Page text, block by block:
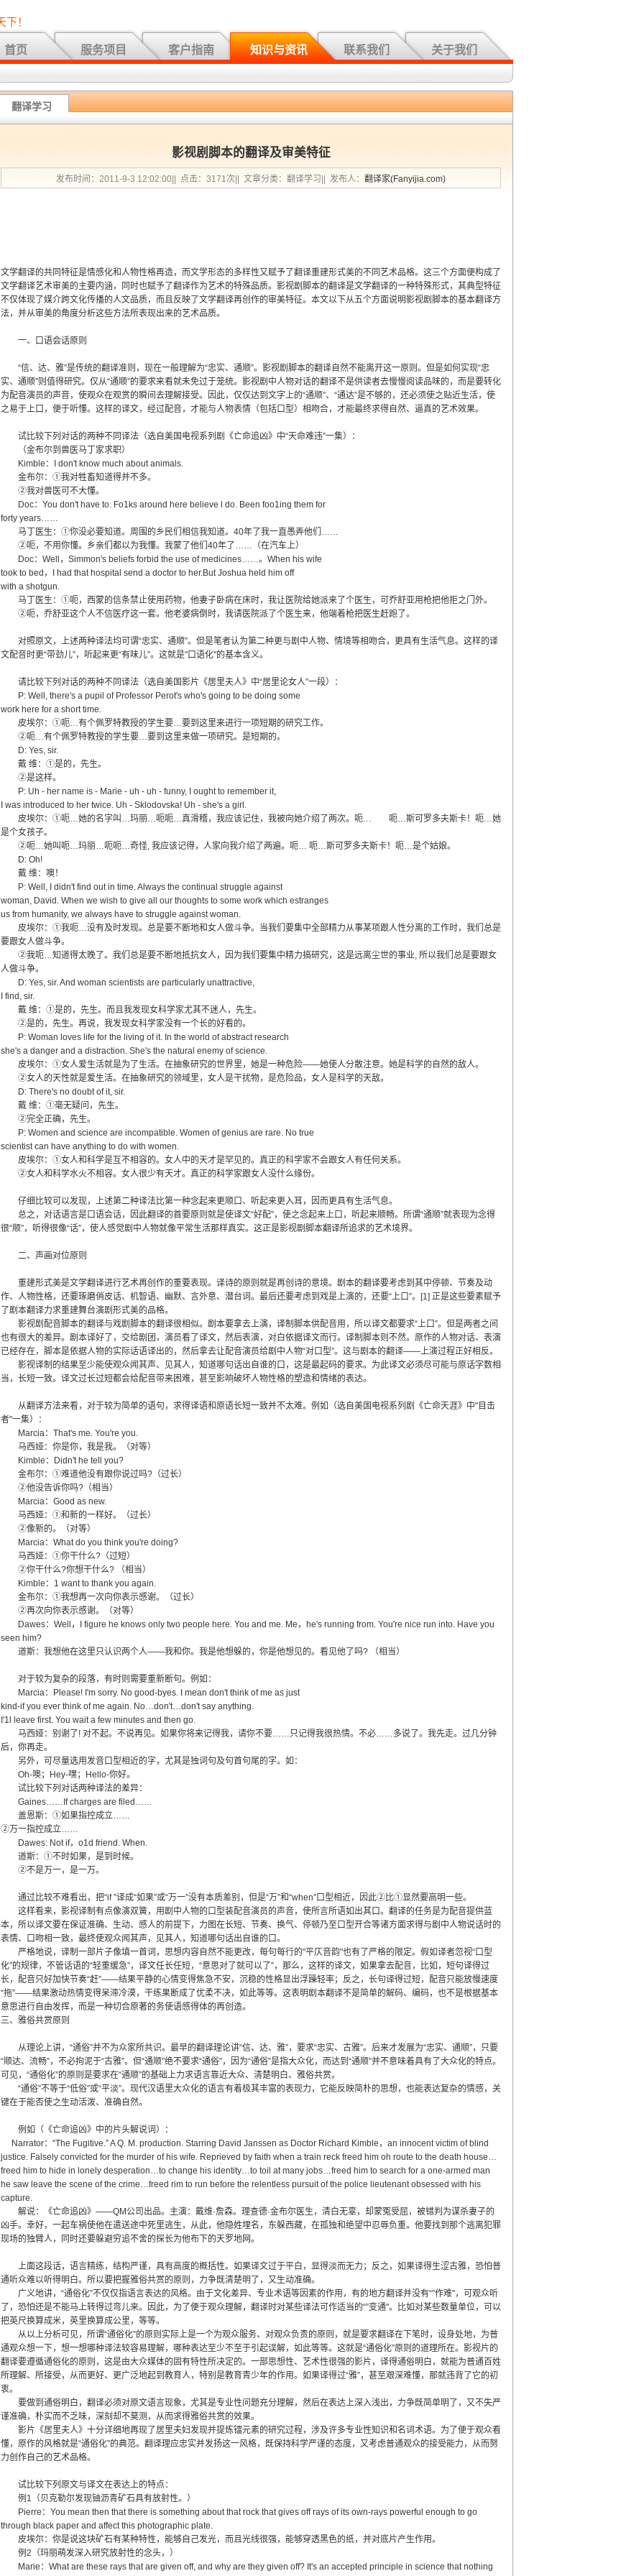
下！
首页 服务项目 客户指南 知识与资讯 联系我们 关于我们
翻译学习
影视剧脚本的翻译及审美特征
发布时间：2011-9-3 12:02:00|| 点击：3171次|| 文章分类：翻译学习|| 发布人： 翻译家(Fanyijia.com)
文学翻译的共同特征是情感化和人物性格再造，而文学形态的多样性又赋予了翻译重建形式美的不同艺术品格。这三个方面便构成了
文学翻译艺术审美的主要内涵，同时也赋予了翻译作为艺术的特殊品质。影视剧脚本的翻译是文学翻译的一种特殊形式，其典型特征
不仅体现了媒介跨文化传播的人文品质，而且反映了文学翻译再创作的审美特征。本文以下从五个方面说明影视剧脚本的基本翻译方
法，并从审美的角度分析这些方法所表现出来的艺术品质。
一、口语会话原则
“信、达、雅”是传统的翻译准则，现在一般理解为“忠实、通顺”。影视剧脚本的翻译自然不能离开这一原则。但是如何实现“忠
实、通顺”则值得研究。仅从“通顺”的要求来看就未免过于笼统。影视剧中人物对话的翻译不是供读者去慢慢阅读品味的，而是要转化
为配音演员的声音，使观众在观赏的瞬间去理解接受。因此，仅仅达到文字上的“通顺”、“通达”是不够的，还必须使之贴近生活，使
之易于上口，便于听懂。这样的译文，经过配音，才能与人物表情（包括口型）相吻合，才能最终求得自然、逼真的艺术效果。
试比较下列对话的两种不同译法（选自美国电视系列剧《亡命追凶》中“天命难违”一集）：
（金布尔到兽医马丁家求职）
Kimble：I don't know much about animals.
金布尔：①我对牲畜知道得并不多。
②我对兽医可不大懂。
Doc：You don't have to. Fo1ks around here believe l do. Been foo1ing them for
forty years……
马丁医生：①你没必要知道。周围的乡民们相信我知道。40年了我一直愚弄他们……
②呃，不用你懂。乡亲们都以为我懂。我蒙了他们40年了……（在汽车上）
Doc：Well，Simmon's beliefs forbid the use of medicines……。When his wife
took to bed，I had that hospital send a doctor to her.But Joshua held him off
with a shotgun.
马丁医生：①呃，西蒙的信条禁止使用药物，他妻子卧病在床时，我让医院给她派来了个医生，可乔舒亚用枪把他拒之门外。
②呃，乔舒亚这个人不信医疗这一套。他老婆病倒时，我请医院派了个医生来，他端着枪把医生赶跑了。
对照原文，上述两种译法均可谓“忠实、通顺”。但是笔者认为第二种更与剧中人物、情境等相吻合，更具有生活气息。这样的译
文配音时更“带劲儿”，听起来更“有味儿”。这就是"口语化"的基本含义。
请比较下列对话的两种不同译法（选自美国影片《居里夫人》中“居里论女人”一段）：
P: Well, there's a pupil of Professor Perot's who's going to be doing some
work here for a short time.
皮埃尔：①呃…有个佩罗特教授的学生要…要到这里来进行一项短期的研究工作。
②呃…有个佩罗特教授的学生要…要到这里来做一项研究。是短期的。
D: Yes, sir.
戴 维：①是的，先生。
②是这样。
P: Uh - her name is - Marie - uh - uh - funny, I ought to remember it,
I was introduced to her twice. Uh - Sklodovska! Uh - she's a girl.
皮埃尔：①呃…她的名字叫…玛丽…呃呃…真滑稽，我应该记住，我被向她介绍了两次。呃… 呃…斯可罗多夫斯卡！呃…她
是个女孩子。
②呃…她叫呃…玛丽…呃呃…奇怪, 我应该记得，人家向我介绍了两遍。呃… 呃…斯可罗多夫斯卡！呃…是个姑娘。
D: Oh!
戴 维：噢！
P: Well, I didn't find out in time. Always the continual struggle against
woman, David. When we wish to give all our thoughts to some work which estranges
us from humanity, we always have to struggle against woman.
皮埃尔：①我呃…没有及时发现。总是要不断地和女人做斗争。当我们要集中全部精力从事某项跟人性分离的工作时，我们总是
要跟女人做斗争。
②我呃…知道得太晚了。我们总是要不断地抵抗女人，因为我们要集中精力搞研究，这是远离尘世的事业, 所以我们总是要跟女
人做斗争。
D: Yes, sir. And woman scientists are particularly unattractive,
I find, sir.
戴 维：①是的，先生。而且我发现女科学家尤其不迷人，先生。
②是的，先生。再说，我发现女科学家没有一个长的好看的。
P: Woman loves life for the living of it. In the world of abstract research
she's a danger and a distraction. She's the natural enemy of science.
皮埃尔：①女人爱生活就是为了生活。在抽象研究的世界里，她是一种危险——她使人分散注意。她是科学的自然的敌人。
②女人的天性就是爱生活。在抽象研究的领域里，女人是干扰物，是危险品，女人是科学的天敌。
D: There's no doubt of it, sir.
戴 维：①毫无疑问，先生。
②完全正确，先生。
P: Women and science are incompatible. Women of genius are rare. No true
scientist can have anything to do with women.
皮埃尔：①女人和科学是互不相容的。女人中的天才是罕见的。真正的科学家不会跟女人有任何关系。
②女人和科学水火不相容。女人很少有天才。真正的科学家跟女人没什么缘份。
仔细比较可以发现，上述第二种译法比第一种念起来更顺口、听起来更入耳，因而更具有生活气息。
总之，对话语言是口语会话，因此翻译的首要原则就是使译文“好配”，使之念起来上口，听起来顺畅。所谓“通顺”就表现为念得
很“顺”，听得很像“话”，使人感觉剧中人物就像平常生活那样真实。这正是影视剧脚本翻译所追求的艺术境界。
二、声画对位原则
重建形式美是文学翻译进行艺术再创作的重要表现。译诗的原则就是再创诗的意境。剧本的翻译要考虑到其中停顿、节奏及动
作、人物性格，还要琢磨俏皮话、机智语、幽默、言外意、潜台词。最后还要考虑到戏是上演的，还要“上口”。[1] 正是这些要素赋予
了剧本翻译力求重建舞台演剧形式美的品格。
影视剧配音脚本的翻译与戏剧脚本的翻译很相似。剧本要拿去上演，译制脚本供配音用，所以译文都要求“上口”。但是两者之间
也有很大的差异。剧本译好了，交给剧团，演员看了译文，然后表演，对白依据译文而行。译制脚本则不然。原作的人物对话、表演
已经存在，脚本是依据人物的实际话语译出的，然后拿去让配音演员给剧中人物“对口型”。这与剧本的翻译——上演过程正好相反。
影视译制的结果至少能使观众闻其声、见其人，知道哪句话出自谁的口，这是最起码的要求。为此译文必须尽可能与原话字数相
当，长短一致。译文过长过短都会给配音带来困难，甚至影响破坏人物性格的塑造和情绪的表达。
从翻译方法来看，对于较为简单的语句，求得译语和原语长短一致并不太难。例如（选自美国电视系列剧《亡命天涯》中"目击
者"一集）：
Marcia：That's me. You're you.
马西娅：你是你，我是我。（对等）
Kimble：Didn't he tell you?
金布尔：①难道他没有跟你说过吗?（过长）
②他没告诉你吗?（相当）
Marcia：Good as new.
马西娅：①和新的一样好。（过长）
②像新的。（对等）
Marcia：What do you think you're doing?
马西娅：①你干什么?（过短）
②你干什么?你想干什么? （相当）
Kimble：1 want to thank you again.
金布尔：①我想再一次向你表示感谢。（过长）
②再次向你表示感谢。（对等）
Dawes：Well，I figure he knows only two people here. You and me. Me，he's running from. You're nice run into. Have you
seen him?
道斯：我想他在这里只认识两个人——我和你。我是他想躲的，你是他想见的。看见他了吗? （相当）
对于较为复杂的段落，有时则需要重新断句。例如：
Marcia：Please! I'm sorry. No good-byes. I mean don't think of me as just
kind-if you ever think of me again. No…don't…don't say anything.
I'1l leave first. You wait a few minutes and then go.
马西娅：别谢了! 对不起。不说再见。如果你将来记得我，请你不要……只记得我很热情。不必……多说了。我先走。过几分钟
后，你再走。
另外，可尽量选用发音口型相近的字，尤其是独词句及句首句尾的字。如：
Oh-噢；Hey-嘿；Hello-你好。
试比较下列对话两种译法的差异：
Gaines……If charges are filed……
盖恩斯：①如果指控成立……
②万一指控成立……
Dawes: Not if，o1d friend. When.
道斯：①不时如果，是到时候。
②不是万一，是一万。
通过比较不难看出，把“if ”译成“如果”或“万一”没有本质差别，但是“万”和“when”口型相近，因此②比①显然要高明一些。
这样看来，影视译制有点像演双簧，用剧中人物的口型装配音演员的声音，使所言所语如出其口。翻译的任务是为配音提供蓝
本，所以译文要在保证准确、生动、感人的前提下，力图在长短、节奏、换气、停顿乃至口型开合等诸方面求得与剧中人物说话时的
表情、口吻相一致，最终使观众闻其声，见其人，知道哪句话出自谁的口。
严格地说，译制一部片子像填一首词，思想内容自然不能更改，每句每行的"平仄音韵"也有了严格的限定。假如译者忽视“口型
化”的规律，不管话语的“轻重缓急”，译文任长任短，“意思对了就可以了”，那么，这样的译文，如果拿去配音，比如，短句译得过
长，配音只好加快节奏“赶”——结果平静的心情变得焦急不安，沉稳的性格显出浮躁轻率；反之，长句译得过短，配音只能放慢速度
“拖”——结果激动热情变得呆滞冷漠，干练果断成了优柔不决，如此等等。这表明剧本翻译不是简单的解码、编码，也不是根据基本
意思进行自由发挥，而是一种切合原著的务使语感得体的再创造。
三、雅俗共赏原则
从理论上讲，“通俗”并不为众家所共识。最早的翻译理论讲“信、达、雅”，要求“忠实、古雅”。后来才发展为“忠实、通顺”，只要
“顺达、流畅”，不必拘泥于“古雅”。但“通顺”绝不要求“通俗”，因为“通俗”是指大众化，而达到“通顺”并不意味着具有了大众化的特点。
可见，“通俗化”的原则是要求在“通顺”的基础上力求语言靠近大众、清楚明白、雅俗共赏。
“通俗”不等于“低俗”或“平淡”。现代汉语里大众化的语言有着极其丰富的表现力，它能反映简朴的思想，也能表达复杂的情感，关
键在于能否使之生动活泼、准确自然。
例如（《亡命追凶》中的片头解说词）：
Narrator：“The Fugitive.” A Q. M. production. Starring David Janssen as Doctor Richard Kimble，an innocent victim of blind
justice. Falsely convicted for the murder of his wife. Reprieved by faith when a train reck freed him oh route to the death house…
freed him to hide in lonely desperation…to change his identity…to toil at many jobs…freed him to search for a one-armed man
he saw leave the scene of the crime…freed rim to run before the relentless pursuit of the police lieutenant obsessed with his
capture.
解说：《亡命追凶》——QM公司出品。主演：戴维·詹森。理查德·金布尔医生，清白无辜，却蒙冤受屈，被错判为谋杀妻子的
凶手。幸好，一起车祸使他在遣送途中死里逃生，从此，他隐姓埋名，东躲西藏，在孤独和绝望中忍辱负重。他要找到那个逃离犯罪
现场的独臂人，同时还要躲避穷追不舍的探长为他布下的天罗地网。
上面这段话，语言精练，结构严谨，具有高度的概括性。如果译文过于平白，显得淡而无力；反之，如果译得生涩古雅，恐怕普
通听众难以听得明白。所以要把握雅俗共赏的原则，力争既清楚明了，又生动准确。
广义地讲，“通俗化”不仅仅指语言表达的风格。由于文化差异、专业术语等因素的作用，有的地方翻译并没有“”作难"，可观众听
了，恐怕还是不能马上转得过弯儿来。因此，为了便于观众理解，翻译时对某些译法可作适当的“”变通"。比如对某些数量单位，可以
把英尺换算成米，英里换算成公里，等等。
从以上分析可见，所谓“通俗化”的原则实际上是一个为观众服务、对观众负责的原则，就是要求翻译在下笔时，设身处地，为普
通观众想一下，想一想哪种译法较容易理解，哪种表达至少不至于引起误解，如此等等。这就是“通俗化”原则的道理所在。影视片的
翻译要遵循通俗化的原则，这是由大众媒体的固有特性所决定的。一部思想性、艺术性很强的影片，译得通俗明白，就能为普通百姓
所理解、所接受，从而更好、更广泛地起到教育人，特别是教育青少年的作用。如果译得过“雅”，甚至艰深难懂，那就违背了它的初
衷。
要做到通俗明白，翻译必须对原文语言现象，尤其是专业性问题充分理解，然后在表达上深入浅出，力争既简单明了，又不失严
谨准确，朴实而不乏味，深刻却不莫测，从而求得雅俗共赏的效果。
影片《居里夫人》十分详细地再现了居里夫妇发现并提炼镭元素的研究过程，涉及许多专业性知识和名词术语。为了便于观众看
懂，原作的风格就是“通俗化”的典范。翻译理应忠实并发扬这一风格，既保持科学严谨的态度，又考虑普通观众的接受能力，从而努
力创作自己的艺术品格。
试比较下列原文与译文在表达上的特点：
例1（贝克勒尔发现铀沥青矿石具有放射性。）
Pierre：You mean then that there is something about that rock that gives off rays of its own-rays powerful enough to go
through black paper and affect this photographic plate.
皮埃尔：你是说这块矿石有某种特性，能够自己发光，而且光线很强，能够穿透黑色的纸，并对底片产生作用。
例2（玛丽萌发深入研究放射性的念头，）
Marie：What are these rays that are given off, and why are they given off? It's an accepted principle in science that nothing